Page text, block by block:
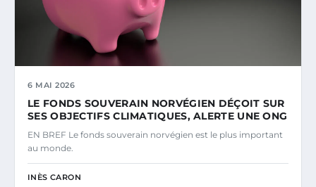
6 MAI 2026
LE FONDS SOUVERAIN NORVÉGIEN DÉÇOIT SUR
SES OBJECTIFS CLIMATIQUES, ALERTE UNE ONG
EN BREF Le fonds souverain norvégien est le plus important
au monde.
INÈS CARON